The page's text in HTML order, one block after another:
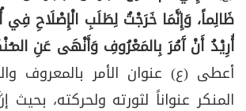
ظَالِماً، وَإِنَّمَا خَرَجْتُ لِطَلَبِ الْإِصْلَاحِ
أُرِيْدُ أَنْ آَمُرَ بِالمَعْرُوفِ وَأَنْهَى عَنِ
أعطى (ع) عنوان الأمر بالمعروف
المنكر عنواناً لثورته ولحركته، بحيث